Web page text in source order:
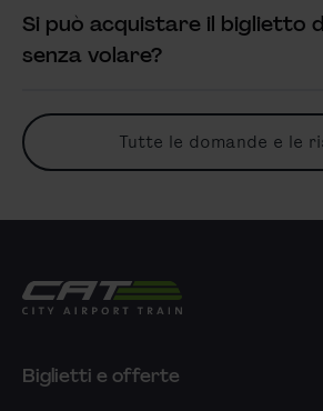
Si può acquistare il biglietto
senza volare?
Mostra risposta
Tutte le domande e le
City Airport Train
Biglietti e offerte